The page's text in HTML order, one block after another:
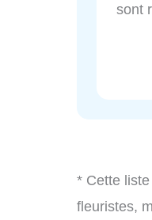
sont
* Cette
fleuristes,